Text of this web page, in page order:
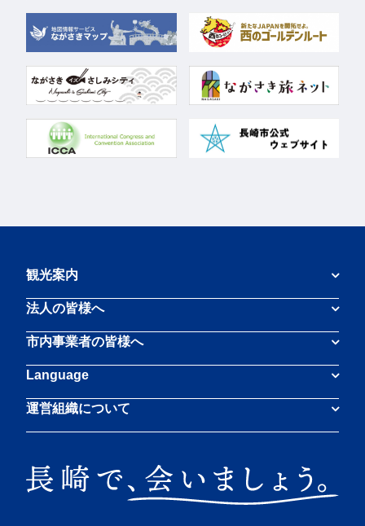
観光案内
法人の皆様へ
市内事業者の皆様へ
Language
運営組織について